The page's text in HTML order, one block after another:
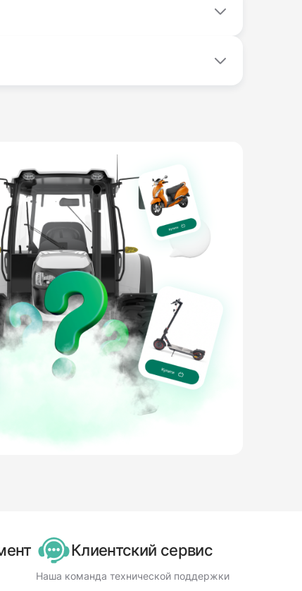
Клиентский сервис
Наша команда технической поддержки